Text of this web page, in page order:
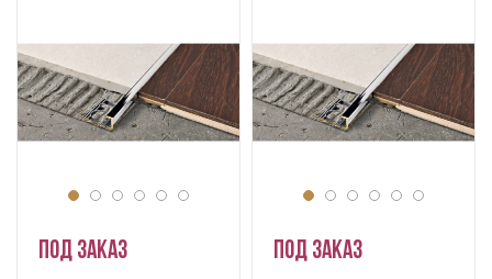
Под заказ Под заказ